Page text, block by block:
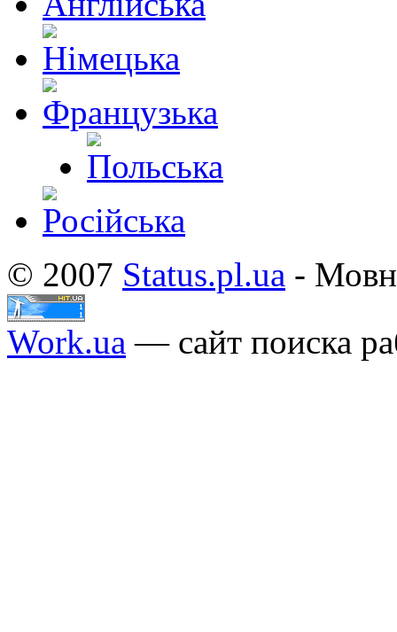
© 2007 Status.pl.ua -
Work.ua — сайт поиска